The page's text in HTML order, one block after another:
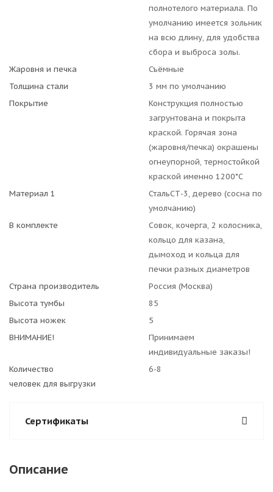
полнотелого материала. По
умолчанию имеется зольник
на всю длину, для удобства
сбора и выброса золы.
Жаровня и печка
Съёмные
Толщина стали
3 мм по умолчанию
Покрытие
Конструкция полностью
загрунтована и покрыта
краской. Горячая зона
(жаровня/печка) окрашены
огнеупорной, термостойкой
краской именно 1200*С
Материал 1
СтальСТ-3, дерево (сосна по
умолчанию)
В комплекте
Совок, кочерга, 2 колосника,
кольцо для казана,
дымоход и кольца для
печки разных диаметров
Страна производитель
Россия (Москва)
Высота тумбы
85
Высота ножек
5
ВНИМАНИЕ!
Принимаем
индивидуальные заказы!
Количество
человек для выгрузки
6-8
Сертификаты
Описание